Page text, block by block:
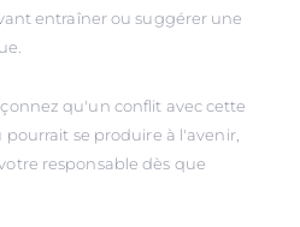
entraîner ou suggérer une
qu'un conflit avec cette
se produire à l'avenir,
responsable dès que